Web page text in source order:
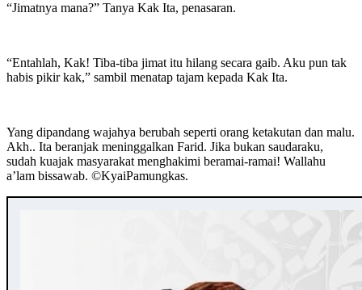
“Jimatnya mana?” Tanya Kak Ita, penasaran.
“Entahlah, Kak! Tiba-tiba jimat itu hilang secara gaib. Aku pun tak
habis pikir kak,” sambil menatap tajam kepada Kak Ita.
Yang dipandang wajahya berubah seperti orang ketakutan dan malu.
Akh.. Ita beranjak meninggalkan Farid. Jika bukan saudaraku,
sudah kuajak masyarakat menghakimi beramai-ramai! Wallahu
a’lam bissawab. ©️KyaiPamungkas.